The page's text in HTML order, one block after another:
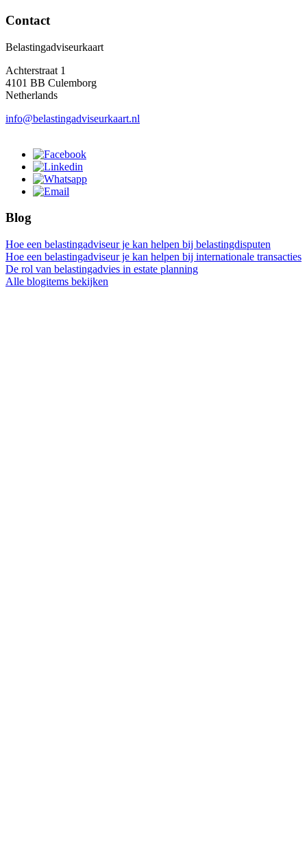
Contact
Belastingadviseurkaart
Achterstraat 1
4101 BB Culemborg
Netherlands
info@belastingadviseurkaart.nl
Blog
Hoe een belastingadviseur je kan helpen bij belastingdisputen
Hoe een belastingadviseur je kan helpen bij internationale transacties
De rol van belastingadvies in estate planning
Alle blogitems bekijken